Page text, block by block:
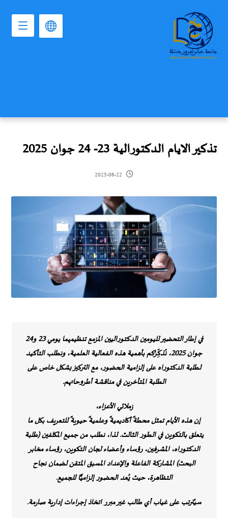
تذكير الايام الدكتورالية 23- 24 جوان 2025‎
2025-06-22
في إطار التحضيرلليومين الدكتوراليينالمزمع تنظيمهما يومي
23 و24
جوان 2025
،نُذكِّرُكمبأهمية هذه الفعالية العلمية، ونطلبالتأكيد
لطلبة الدكتوراه على إلزامية الحضور، مع التركيز بشكل خاص على
الطلبةالمتأخرين في مناقشة أطروحاتهم.
زملائي الأعزاء،
إن هذه الأيامتمثل محطةً أكاديميةً وعلميةً حيويةًللتعريف بكل ما
يتعلق بالتكوين في الطور الثالث. لذا،نطلب من جميع المكلفين(طلبة
الدكتوراه، المشرفين، رؤساء وأعضاء لجان التكوين، رؤساء مخابر
البحث)المشاركة الفاعلة والإعداد المسبق المتقنلضمان نجاح
التظاهرة،حيث يُعد الحضور إلزاميًّا للجميع.
سيُترتب على غياب أي طالب غير مبرر اتخاذ إجراءات إدارية صارمة.